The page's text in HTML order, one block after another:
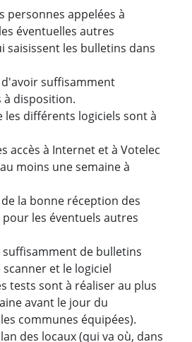
personnes appelées à
éventuelles autres
saisissent les bulletins dans
d'avoir suffisamment
disposition.
les différents logiciels sont à
accès à Internet et à Votelec
moins une semaine à
la bonne réception des
pour les éventuels autres
suffisamment de bulletins
et le logiciel
tests sont à réaliser au plus
avant le jour du
communes équipées).
des locaux (qui va où, dans